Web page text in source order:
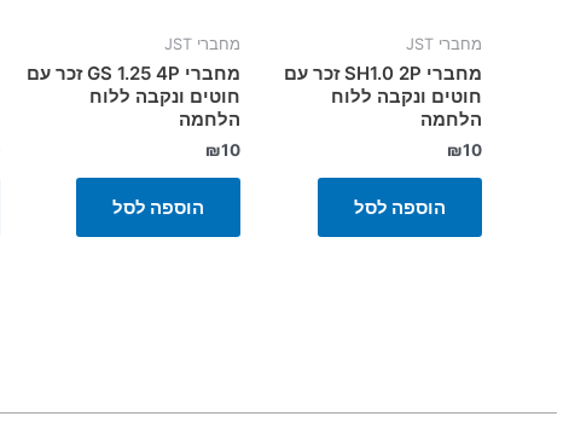
מחברי JST
מחברי SH1.0 2P זכר עם
חוטים ונקבה ללוח
הלחמה
₪10
הוספה לסל
מחברי JST
מחברי GS 1.25 4P זכר עם
חוטים ונקבה ללוח
הלחמה
₪10
הוספה לסל